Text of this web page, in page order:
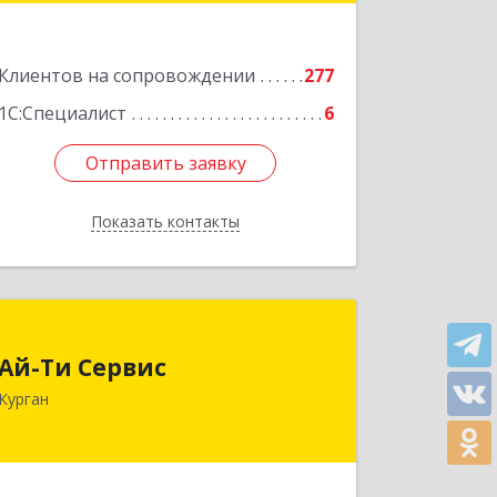
Клиентов на сопровождении
277
1С:Специалист
6
Отправить заявку
Показать контакты
Подробнее
Отправить заявку
Назад
Ти Сервис
Курган
640032, Курганская обл, г.о. Город
Курган, Курган г, Бажова ул, дом № 49,